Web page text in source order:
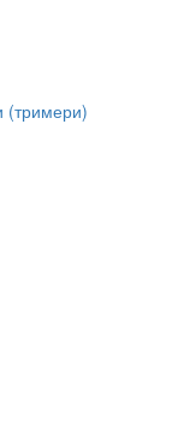
(тримери)